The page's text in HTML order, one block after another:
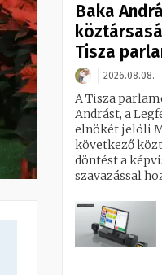
Baka
Tisza
2026.08.08.
A Tisza
Andrást, a
elnökét jelöli
következő
döntést a
szavazással